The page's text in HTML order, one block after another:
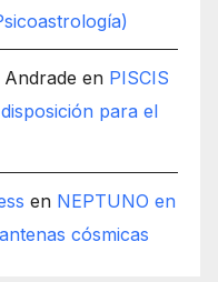
en PISCIS
para el
en NEPTUNO en
cósmicas